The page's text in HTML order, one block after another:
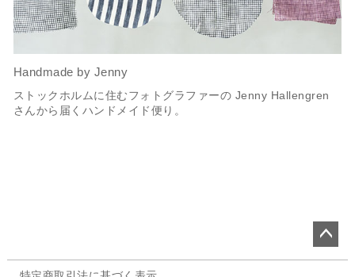
Handmade by Jenny
ストックホルムに住むフォトグラファーの Jenny Hallengren
さんから届くハンドメイド便り。